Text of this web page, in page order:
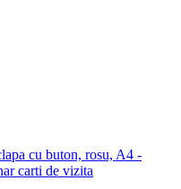
cu buton, rosu, A4 -
carti de vizita